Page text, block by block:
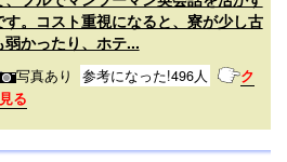
。コスト重視になると、寮が少し古
弱かったり、ホテ...
写真あり 参考になった!496人
ク
る